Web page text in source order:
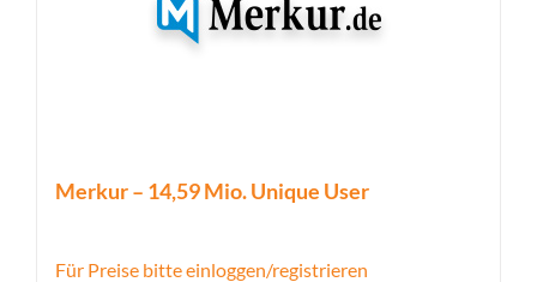
Merkur – 14,59 Mio. Unique User
Für Preise bitte einloggen/registrieren